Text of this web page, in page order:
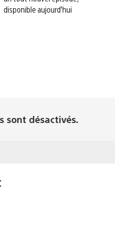
disponible aujourd’hui
sont désactivés.